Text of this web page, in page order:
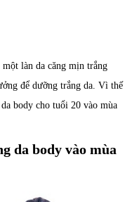
làn da căng mịn trắng
để dưỡng trắng da. Vì thế
body cho tuổi 20 vào mùa
da body vào mùa